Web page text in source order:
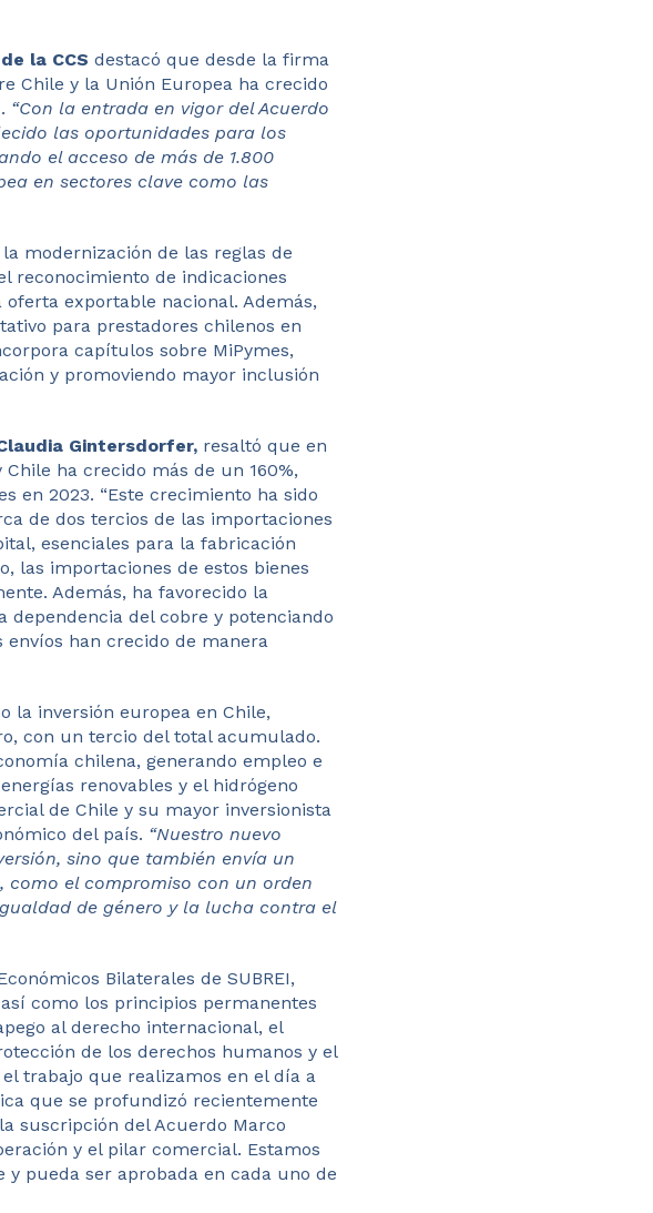
la CCS destacó que desde la firma
Chile y la Unión Europea ha crecido
“Con la entrada en vigor del Acuerdo
las oportunidades para los
el acceso de más de 1.800
en sectores clave como las
modernización de las reglas de
reconocimiento de indicaciones
exportable nacional. Además,
para prestadores chilenos en
capítulos sobre MiPymes,
y promoviendo mayor inclusión
Gintersdorfer, resaltó que en
ha crecido más de un 160%,
en 2023. “Este crecimiento ha sido
de dos tercios de las importaciones
esenciales para la fabricación
las importaciones de estos bienes
Además, ha favorecido la
del cobre y potenciando
han crecido de manera
la inversión europea en Chile,
con un tercio del total acumulado.
chilena, generando empleo e
renovables y el hidrógeno
de Chile y su mayor inversionista
del país. “Nuestro nuevo
sino que también envía un
como el compromiso con un orden
de género y la lucha contra el
Bilaterales de SUBREI,
como los principios permanentes
al derecho internacional, el
de los derechos humanos y el
trabajo que realizamos en el día a
que se profundizó recientemente
suscripción del Acuerdo Marco
y el pilar comercial. Estamos
pueda ser aprobada en cada uno de